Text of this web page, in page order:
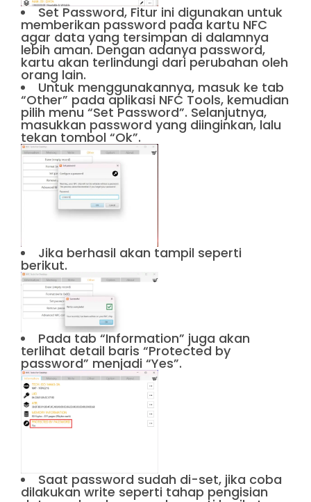
Set Password, Fitur ini digunakan untuk
memberikan password pada kartu NFC
agar data yang tersimpan di dalamnya
lebih aman. Dengan adanya password,
kartu akan terlindungi dari perubahan oleh
orang lain.
Untuk menggunakannya, masuk ke tab
“Other” pada aplikasi NFC Tools, kemudian
pilih menu “Set Password”. Selanjutnya,
masukkan password yang diinginkan, lalu
tekan tombol “Ok”.
Jika berhasil akan tampil seperti
berikut.
Pada tab “Information” juga akan
terlihat detail baris “Protected by
password” menjadi “Yes”.
Saat password sudah di-set, jika coba
dilakukan write seperti tahap pengisian